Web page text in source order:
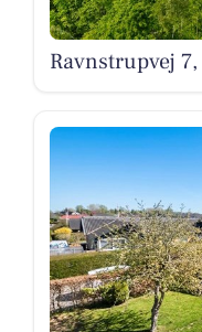
Ravnstrupvej